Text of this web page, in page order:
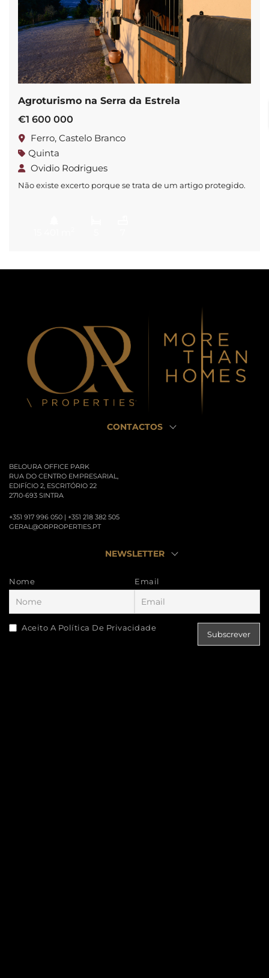
Agroturismo na Serra da Estrela
€1 600 000
Ferro, Castelo Branco
Quinta
Ovidio Rodrigues
Não existe excerto porque se trata de um artigo protegido.
CONTACTOS
BELOURA OFFICE PARK
RUA DO CENTRO EMPRESARIAL,
EDIFÍCIO 2, ESCRITÓRIO 22
2710-693 SINTRA
+351 917 996 050 | +351 218 382 505
GERAL@ORPROPERTIES.PT
NEWSLETTER
Nome Email
Aceito A Política De Privacidade